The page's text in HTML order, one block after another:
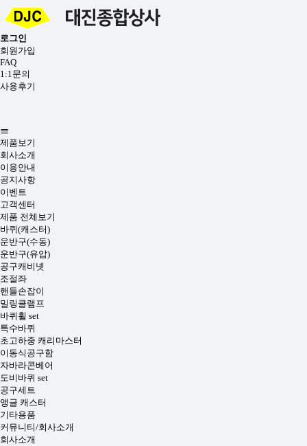
로그인
회원가입
FAQ
1:1문의
사용후기
제품보기
회사소개
이용안내
공지사항
이벤트
고객센터
제품 전체보기
바퀴(캐스터)
운반구(수동)
운반구(유압)
공구캐비넷
조절좌
핸들손잡이
밀링클램프
바퀴휠 set
특수바퀴
초고하중 캐리마스터
이동식공구함
자바라콘베어
도비바퀴 set
공구세트
앵글 캐스터
기타용품
커뮤니티/회사소개
회사소개